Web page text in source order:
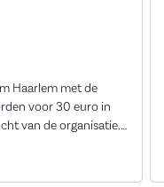
Haarlem met de
voor 30 euro in
van de organisatie.
Daar
aanwezig en heeft